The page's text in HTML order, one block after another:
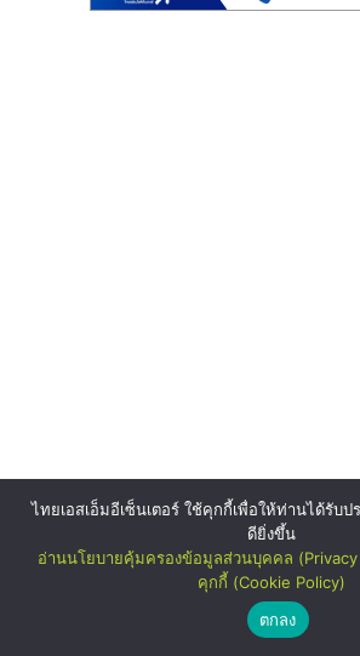
ไทยเอสเอ็มอีเซ็นเตอร์ ใช้คุกกี้เพื่อให้ท่านได้รับ
ดียิ่งขึ้น
อ่านนโยบายคุ้มครองข้อมูลส่วนบุคคล (Privacy
คุกกี้ (Cookie Policy)
ตกลง